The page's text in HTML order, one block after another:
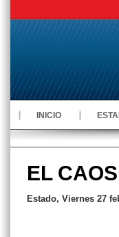
INICIO
EL
Estado, Viernes 27